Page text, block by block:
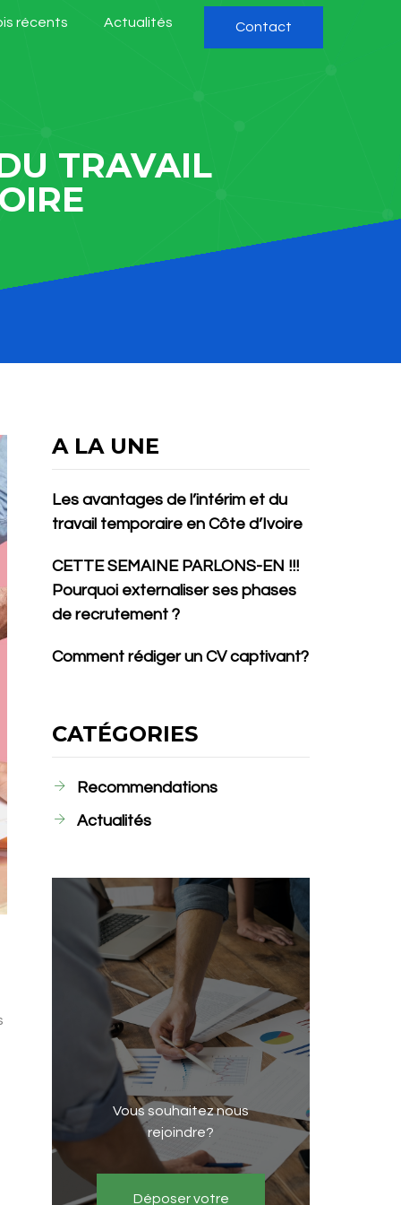
récents Actualités Contact
TRAVAIL
A LA UNE
Les avantages de l’intérim et du
travail temporaire en Côte d’Ivoire
CETTE SEMAINE PARLONS-EN !!!
Pourquoi externaliser ses phases
de recrutement ?
Comment rédiger un CV captivant?
CATÉGORIES
Recommendations
Actualités
Vous souhaitez nous
rejoindre?
Déposer votre